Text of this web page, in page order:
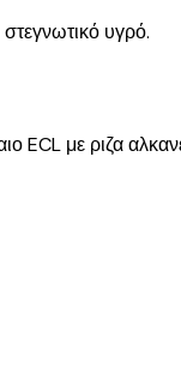
υγρό.
με ριζα